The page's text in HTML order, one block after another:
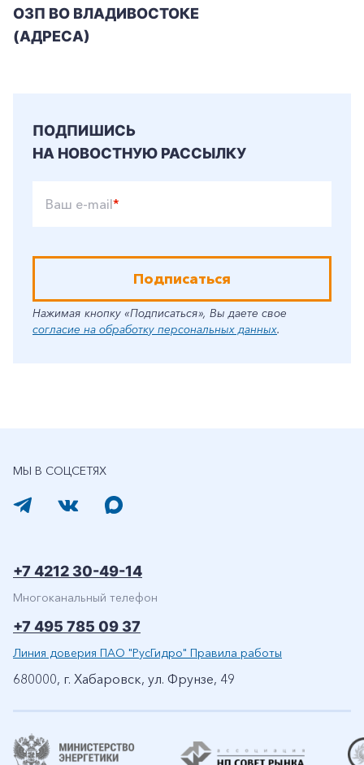
ОЗП ВО ВЛАДИВОСТОКЕ
(АДРЕСА)
ПОДПИШИСЬ
НА НОВОСТНУЮ РАССЫЛКУ
Ваш e-mail*
Подписаться
Нажимая кнопку «Подписаться», Вы даете свое
согласие на обработку персональных данных.
МЫ В СОЦСЕТЯХ
+7 4212 30-49-14
Многоканальный телефон
+7 495 785 09 37
Линия доверия ПАО "РусГидро" Правила работы
680000, г. Хабаровск, ул. Фрунзе, 49